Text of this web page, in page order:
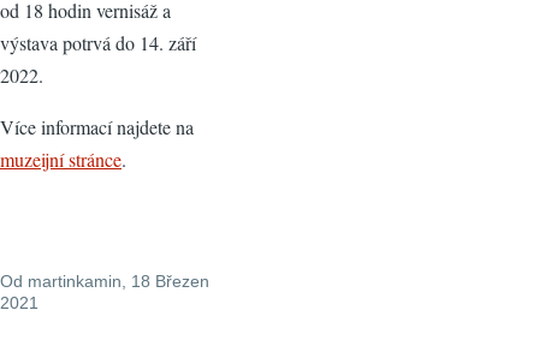
od 18 hodin vernisáž a
výstava potrvá do 14. září
2022.
Více informací najdete na
muzeijní stránce.
Od martinkamin , 18 Březen
2021